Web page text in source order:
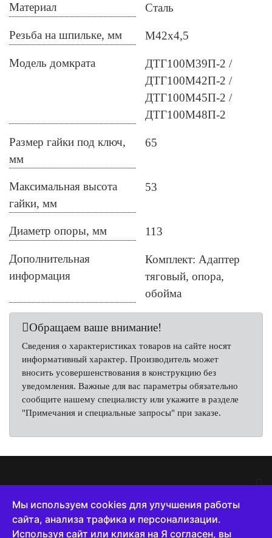
Материал Сталь
Резьба на шпильке, мм М42х4,5
Модель домкрата
ДТГ100М39П-2
ДТГ100М42П-2
ДТГ100М45П-2
ДТГ100М48П-2
Размер гайки под ключ,
мм
65
Максимальная высота
гайки, мм
53
Диаметр опоры, мм 113
Дополнительная
информация
Комплект: Адаптер
тяговый, опора,
обойма
Обращаем ваше внимание!
Сведения о характеристиках товаров на сайте носят
информативный характер. Производитель может
вносить усовершенствования в конструкцию без
уведомления. Важные для вас параметры обязательно
сообщите нашему специалисту или укажите в разделе
"Примечания и специальные запросы" при заказе.
8 (800) 222-65-10
Пн -Пт с 8 до 18
Мы используем cookies для улучшения работы
сайта, анализа трафика и персонализации.
Используя сайт или кликая на Я согласен, вы